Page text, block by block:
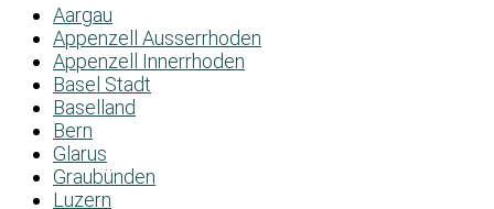
Aargau
Appenzell Ausserrhoden
Appenzell Innerrhoden
Basel Stadt
Baselland
Bern
Glarus
Graubünden
Luzern